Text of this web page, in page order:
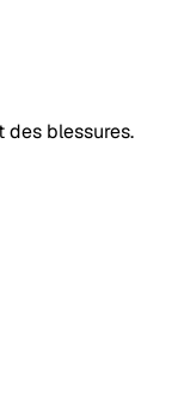
des blessures.